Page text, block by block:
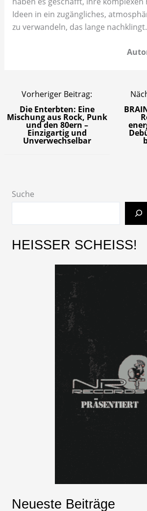
Ideen in ein zugängliches,
zu verwandeln, das lange nachklingt.
Vorheriger Beitrag:
Die Enterbten: Eine
Mischung aus Rock, Punk
und den 80ern –
Einzigartig und
Unverwechselbar
Suche
HEISSER SCHEISS!
Neueste Beiträge